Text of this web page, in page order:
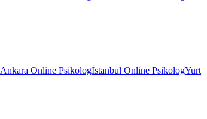
Ankara Online Psikologİstanbul Online PsikologYurt